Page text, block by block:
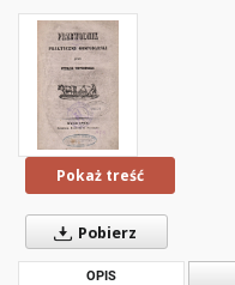
Pokaż treść
Pobierz
OPIS